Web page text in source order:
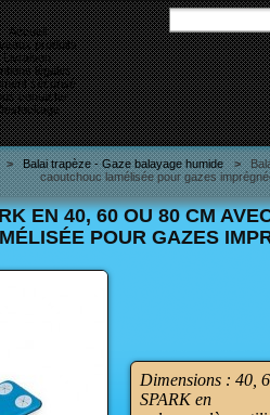
Accueil
produits
Livraison
légales
sécurisé
contacter
> Balai trapèze - Gaze balayage humide >
caoutchouc lamélisée pour gazes
EN 40, 60 OU 80 CM
POUR GAZES
Dimensions : 40,
SPARK en